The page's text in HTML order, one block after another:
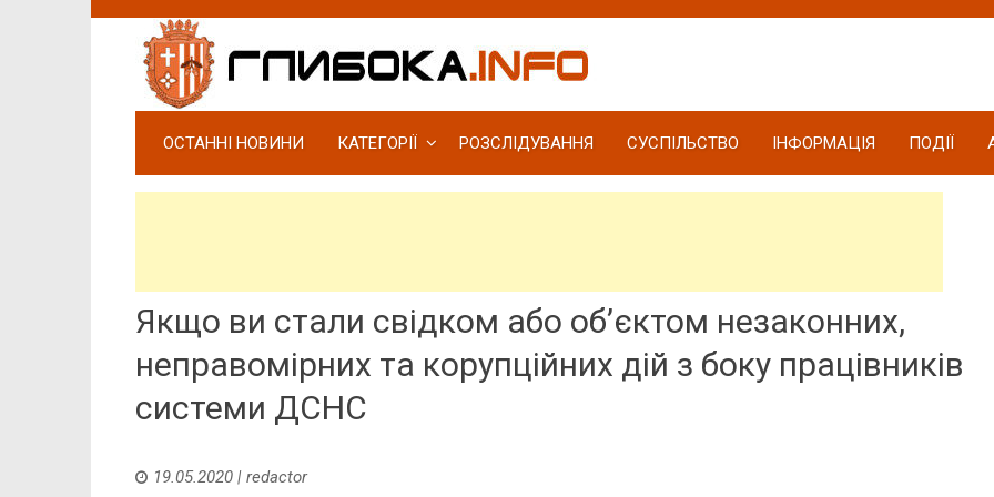
ОСТАННІ НОВИНИ КАТЕГОРІЇ РОЗСЛІДУВАННЯ СУСПІЛЬСТВО ІНФОРМАЦІЯ ПОДІЇ
Якщо ви стали свідком або об’єктом незаконних,
неправомірних та корупційних дій з боку працівників
системи ДСНС
19.05.2020 | redactor